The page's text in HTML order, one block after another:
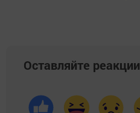
Оставляйте реакции